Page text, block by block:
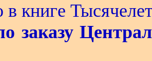
в книге
заказу